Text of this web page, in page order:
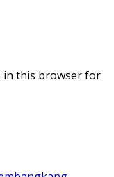
in this browser for